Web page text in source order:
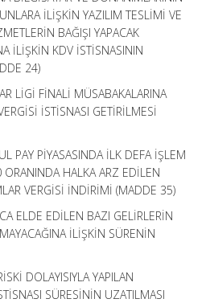
İLİŞKİN YAZILIM TESLİMİ VE
BAĞIŞI YAPACAK
İLİŞKİN KDV İSTİSNASININ
24)
LİGİ FİNALİ MÜSABAKALARINA
İSTİSNASI GETİRİLMESİ
PAY PİYASASINDA İLK DEFA İŞLEM
HALKA ARZ EDİLEN
VERGİSİ İNDİRİMİ (MADDE 35)
ELDE EDİLEN BAZI GELİRLERİN
İLİŞKİN SÜRENİN
DOLAYISIYLA YAPILAN
SÜRESİNİN UZATILMASI